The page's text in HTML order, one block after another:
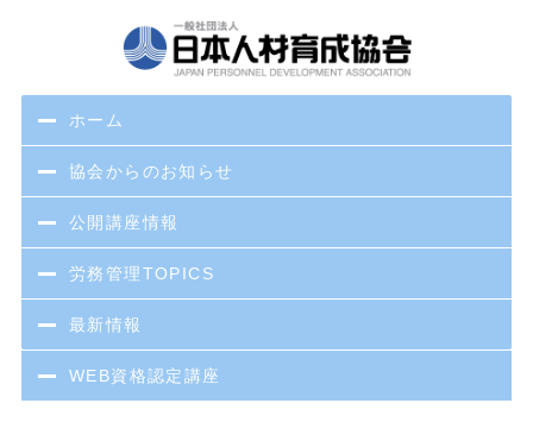
ホーム
協会からのお知らせ
公開講座情報
労務管理TOPICS
最新情報
WEB資格認定講座